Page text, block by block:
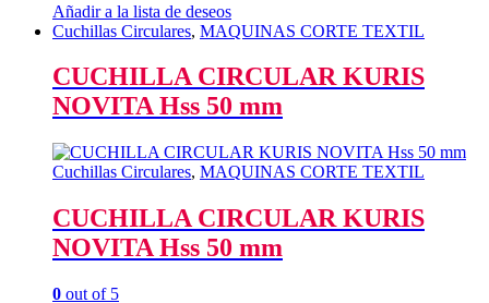
Añadir a la lista de deseos
Cuchillas Circulares, MAQUINAS CORTE TEXTIL
CUCHILLA CIRCULAR KURIS
NOVITA Hss 50 mm
Cuchillas Circulares, MAQUINAS CORTE TEXTIL
CUCHILLA CIRCULAR KURIS
NOVITA Hss 50 mm
0 out of 5